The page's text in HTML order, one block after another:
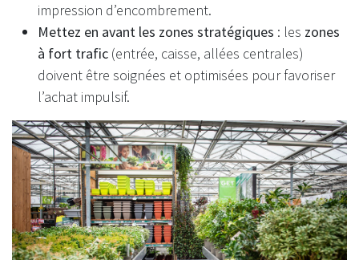
impression d’encombrement.
Mettez en avant les zones stratégiques : les zones
à fort trafic (entrée, caisse, allées centrales)
doivent être soignées et optimisées pour favoriser
l’achat impulsif.